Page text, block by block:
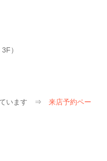
）
ています ⇒来店予約ペー